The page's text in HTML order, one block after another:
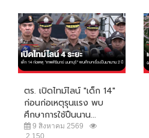
ตร. เปิดไทม์ไลน์ "เด็ก 14"
ก่อนก่อเหตุรุนแรง พบ
ศึกษาการใช้ปืนนาน...
9 สิงหาคม 2569